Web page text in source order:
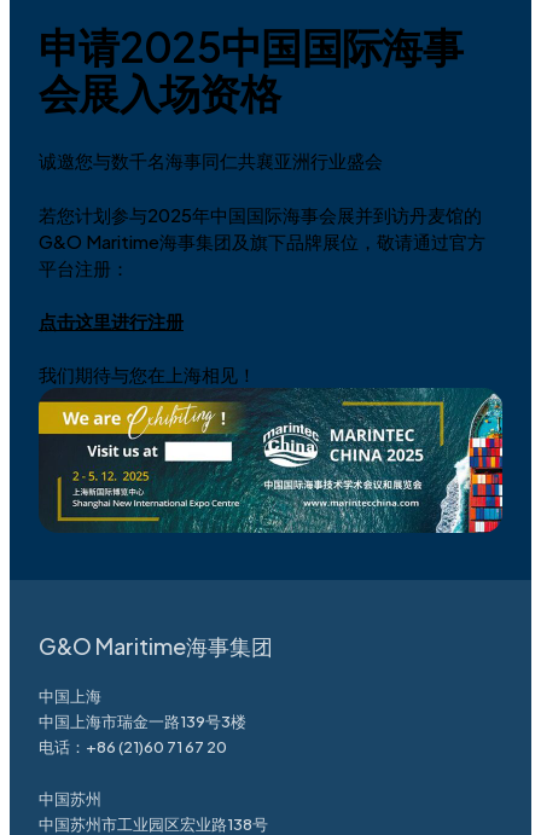
申请2025中国国际海事
会展入场资格
诚邀您与数千名海事同仁共襄亚洲行业盛会
若您计划参与2025年中国国际海事会展并到访丹麦馆的
G&O Maritime海事集团及旗下品牌展位，敬请通过官方
平台注册：
点击这里进行注册
我们期待与您在上海相见！
G&O Maritime海事集团
中国上海
中国上海市瑞金一路139号3楼
电话： +86 (21)60 71 67 20
中国苏州
中国苏州市工业园区宏业路138号